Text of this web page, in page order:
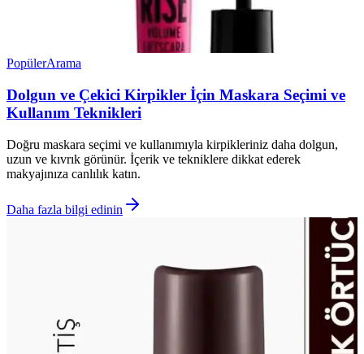
PopülerArama
Dolgun ve Çekici Kirpikler İçin Maskara Seçimi ve
Kullanım Teknikleri
Doğru maskara seçimi ve kullanımıyla kirpikleriniz daha dolgun,
uzun ve kıvrık görünür. İçerik ve tekniklere dikkat ederek
makyajınıza canlılık katın.
Daha fazla bilgi edinin